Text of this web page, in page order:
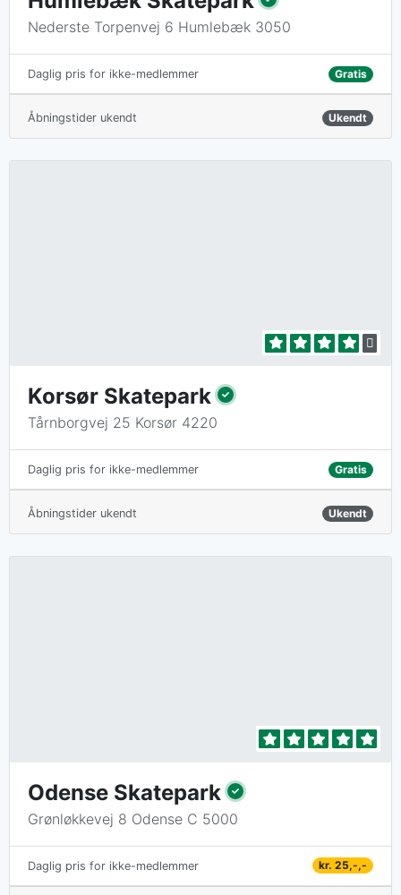
Nederste Torpenvej 6 Humlebæk 3050
Daglig pris for ikke-medlemmer Gratis
Åbningstider ukendt Ukendt
Korsør Skatepark
Tårnborgvej 25 Korsør 4220
Daglig pris for ikke-medlemmer Gratis
Åbningstider ukendt Ukendt
Odense Skatepark
Grønløkkevej 8 Odense C 5000
Daglig pris for ikke-medlemmer kr. 25,-,-